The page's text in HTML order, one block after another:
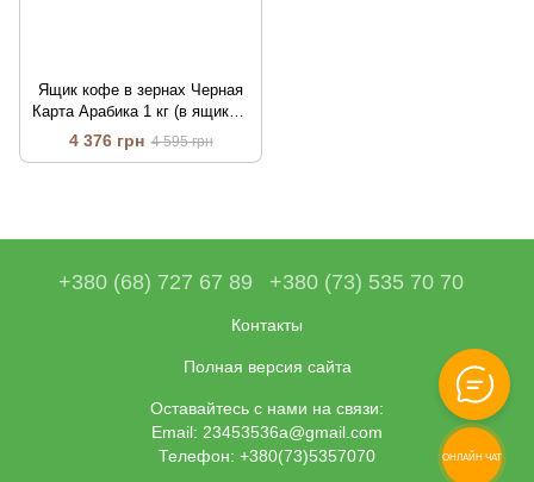
Ящик кофе в зернах Черная
Карта Арабика 1 кг (в ящике 6
4 376 грн 4 595 грн
+380 (68) 727 67 89 +380 (73) 535 70 70
Контакты
Полная версия сайта
Оставайтесь с нами на связи:
Email: 23453536a@gmail.com
Телефон: +380(73)5357070
ОНЛАЙН ЧАТ